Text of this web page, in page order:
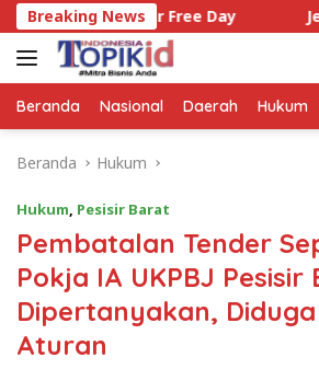
Langsung
ke
konten
Breaking News
Car Free Day Jelang
Beranda Nasional Daerah Hukum
Beranda Hukum
Hukum, Pesisir Barat
Pembatalan Tender
Pokja IA UKPBJ Pesisir
Dipertanyakan,
Aturan